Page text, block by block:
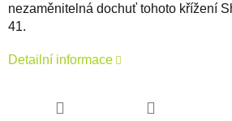
nezaměnitelná dochuť tohoto křížení
41.
Detailní informace